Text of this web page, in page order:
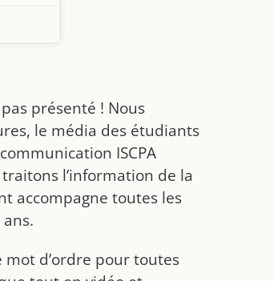
présenté ! Nous
le média des étudiants
ISCPA
l’information de la
accompagne toutes les
mot d’ordre pour toutes